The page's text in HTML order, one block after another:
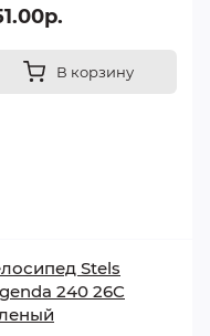
В корзину
Stels
240 26C